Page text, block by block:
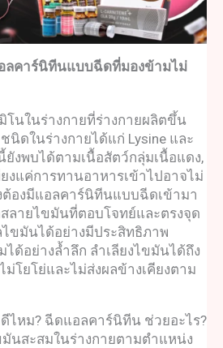
ลคาร์นิทีนแบบฉีดที่มองข้ามไม่
โนในร่างกายที่ร่างกายผลิตขึ้น
นิดในร่างกายได้แก่ Lysine และ
ยังพบได้ตามเนื้อสัตว์กลุ่มเนื้อแดง,
งแค่การทานอาหารเข้าไปอาจไม่
ต้องมีแอลคาร์นิทีนแบบฉีดเข้ามา
ลายไขมันที่ตอบโจทย์และตรงจุด
ขมันได้อย่างมีประสิทธิภาพ
ด้อย่างล้ำลึก ลำเลียงไขมันได้ถึง
ม่โยโย่และไม่ส่งผลข้างเคียงตาม
ไหม? ฉีดแอลคาร์นิทีน ช่วยอะไร?
นสะสมในร่างกายตามตำแหน่ง